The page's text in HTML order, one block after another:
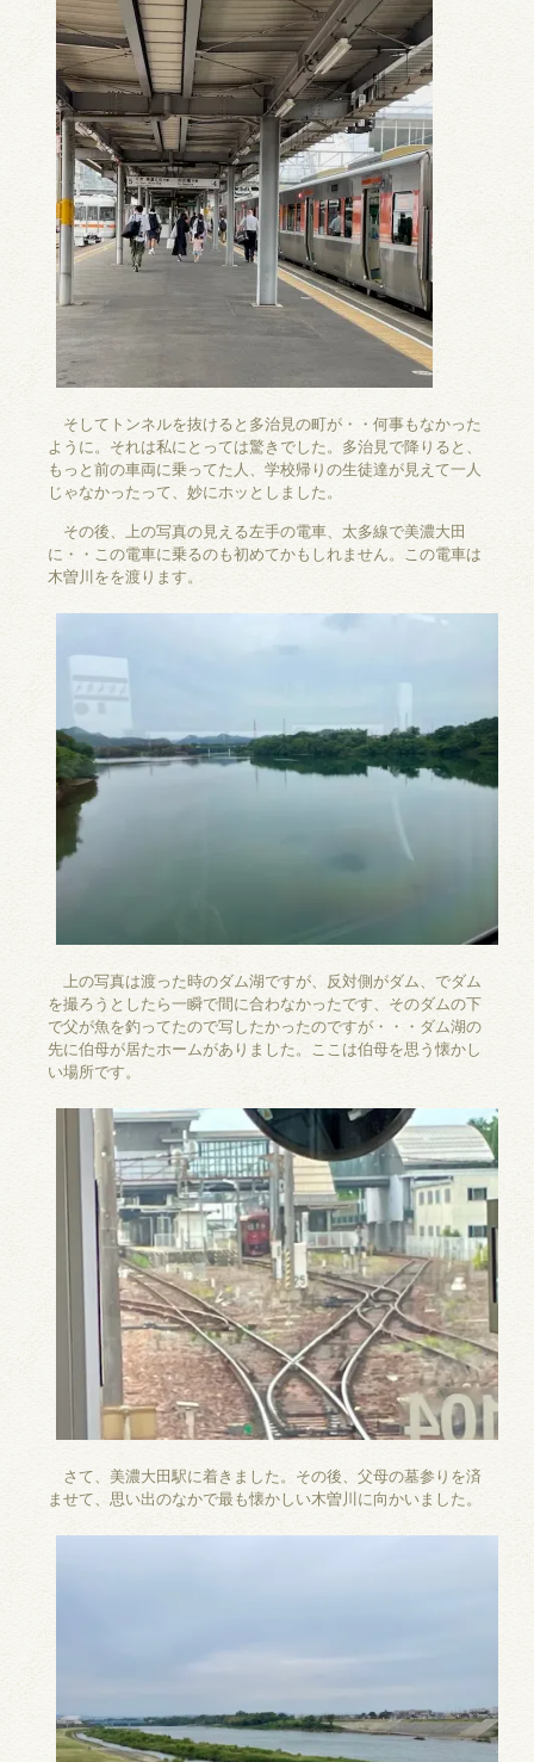
そしてトンネルを抜けると多治見の町が・・何事もなかった
ように。それは私にとっては驚きでした。多治見で降りると、
もっと前の車両に乗ってた人、学校帰りの生徒達が見えて一人
じゃなかったって、妙にホッとしました。
その後、上の写真の見える左手の電車、太多線で美濃大田
に・・この電車に乗るのも初めてかもしれません。この電車は
木曽川をを渡ります。
上の写真は渡った時のダム湖ですが、反対側がダム、でダム
を撮ろうとしたら一瞬で間に合わなかったです、そのダムの下
で父が魚を釣ってたので写したかったのですが・・・ダム湖の
先に伯母が居たホームがありました。ここは伯母を思う懐かし
い場所です。
さて、美濃大田駅に着きました。その後、父母の墓参りを済
ませて、思い出のなかで最も懐かしい木曽川に向かいました。